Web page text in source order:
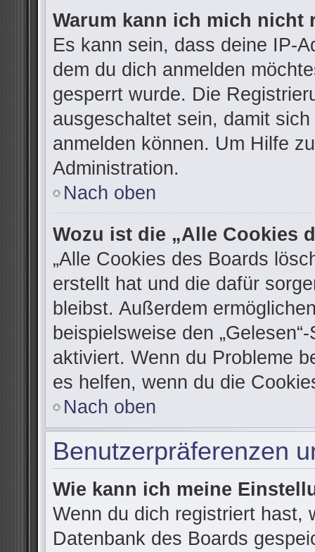
Warum kann ich mich nicht
Es kann sein, dass deine IP-
dem du dich anmelden
gesperrt wurde. Die
ausgeschaltet sein, damit
anmelden können. Um Hilfe
Administration.
Nach oben
Wozu ist die „Alle Cookies
„Alle Cookies des Boards
erstellt hat und die dafür
bleibst. Außerdem
beispielsweise den
aktiviert. Wenn du Probleme
es helfen, wenn du die
Nach oben
Benutzerpräferenzen
Wie kann ich meine
Wenn du dich registriert hast,
Datenbank des Boards